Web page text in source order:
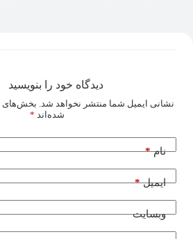
دیدگاه خود را بنویسید
نشانی ایمیل شما منتشر نخواهد شد. بخش‌های
شده‌اند *
نام*
ایمیل*
وبسایت